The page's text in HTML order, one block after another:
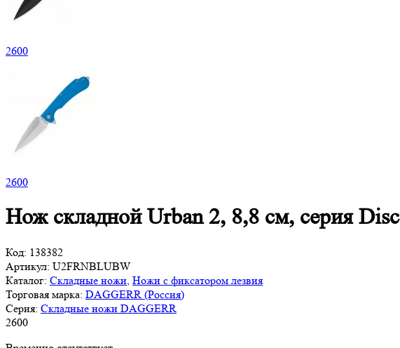
2600
2600
Нож складной Urban 2, 8,8 см, серия
Код: 138382
Артикул: U2FRNBLUBW
Каталог: Складные ножи Ножи с фиксатором лезвия
Торговая марка: DAGGERR (Россия)
Серия: Складные ножи DAGGERR
2600